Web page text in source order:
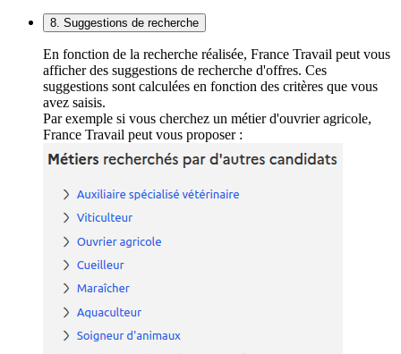
8. Suggestions de recherche
En fonction de la recherche réalisée, France Travail peut vous
afficher des suggestions de recherche d'offres. Ces
suggestions sont calculées en fonction des critères que vous
avez saisis.
Par exemple si vous cherchez un métier d'ouvrier agricole,
France Travail peut vous proposer :